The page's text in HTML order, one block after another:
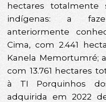
hectares totalmente
indígenas: a
anteriormente
Cima, com 2.441
Kanela Memortumré;
com 13.761 hectares
à TI Porquinhos
adquirida em 2022